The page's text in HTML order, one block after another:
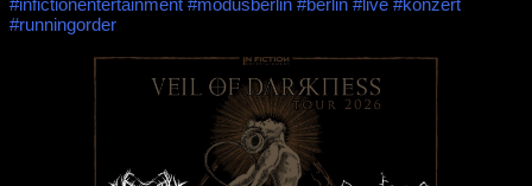
#infictionentertainment #modusberlin #berlin #live #konzert
#runningorder